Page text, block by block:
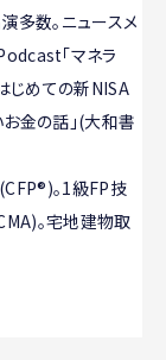
多数。ニュースメ
「マネラ
じめての新NISA
金の話」(大和書
。1級FP技
。宅地建物取